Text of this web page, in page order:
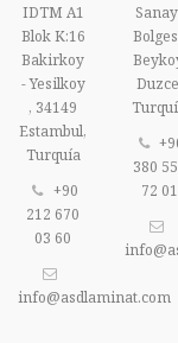
IDTM A1
Blok K:16
Bakirkoy
- Yesilkoy
, 34149
Estambul,
Turquía
+90
212 670
03 60
info@asdlaminat.com
380
72 01